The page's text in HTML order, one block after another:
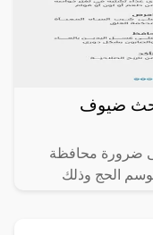
تحث ضيوف
ضرورة محافظة
موسم الحج وذلك